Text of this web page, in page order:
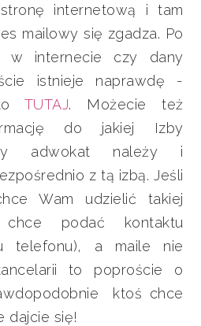
internetową i tam
mailowy się zgadza. Po
w internecie czy dany
istnieje naprawdę -
TUTAJ. Możecie też
do jakiej Izby
adwokat należy i
z tą izbą. Jeśli
Wam udzielić takiej
podać kontaktu
telefonu), a maile nie
to poproście o
ktoś chce
dajcie się!